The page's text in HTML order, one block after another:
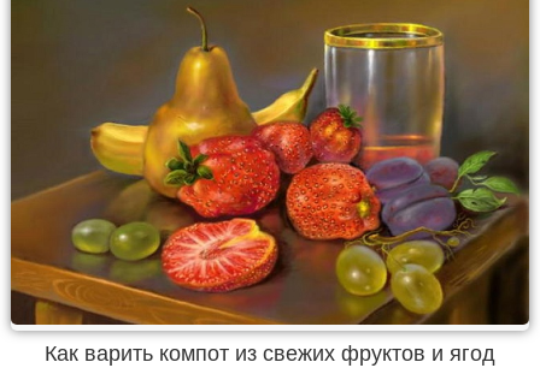
Как варить компот из свежих фруктов и ягод